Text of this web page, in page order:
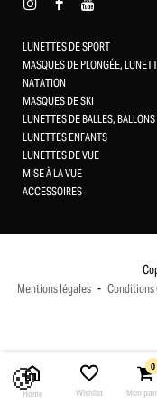
LUNETTES DE SPORT
MASQUES DE PLONGÉE,
NATATION
MASQUES DE SKI
LUNETTES DE BALLES, BALLONS
LUNETTES ENFANTS
LUNETTES DE VUE
MISE À LA VUE
ACCESSOIRES
Mentions légales - Conditions
Home Wishlist Mon
0
Gestion des
vous souhaitez activer
🍪